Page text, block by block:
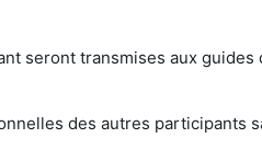
seront transmises aux
des autres